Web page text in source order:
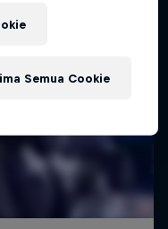
Semua Cookie